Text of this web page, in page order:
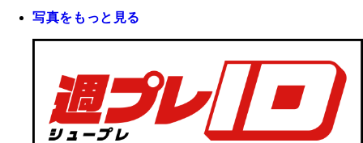
写真をもっと見る